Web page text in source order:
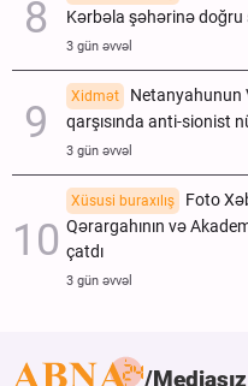
Kərbəla şəhərinə
3 gün əvvəl
Xidmət
Netanyahunun
qarşısında anti-sionist
3 gün əvvəl
Xüsusi buraxılış
Foto
Qərargahının və
çatdı
3 gün əvvəl